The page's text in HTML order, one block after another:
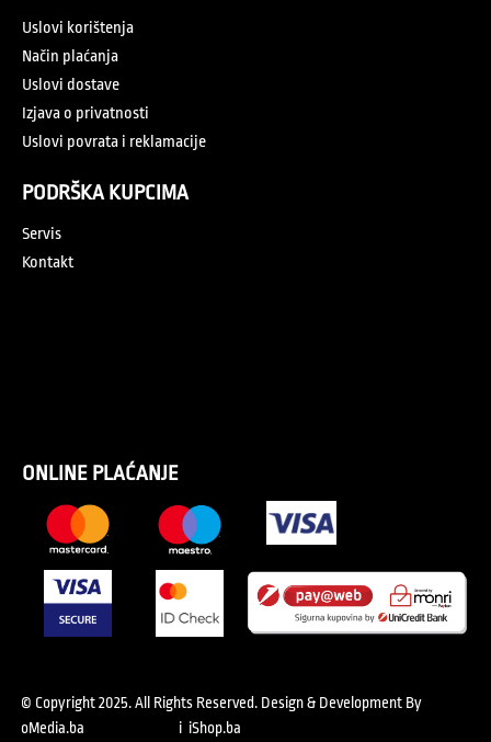
Uslovi korištenja
Način plaćanja
Uslovi dostave
Izjava o privatnosti
Uslovi povrata i reklamacije
PODRŠKA KUPCIMA
Servis
Kontakt
ONLINE PLAĆANJE
© Copyright 2025. All Rights Reserved. Design & Development By
oMedia.ba
i iShop.ba